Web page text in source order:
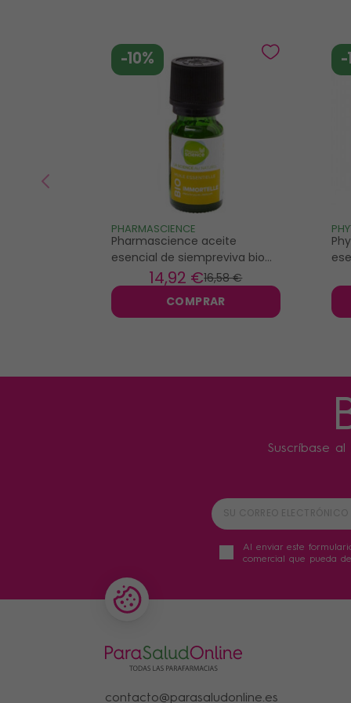
-10%
PHARMASCIENCE
Pharmascience aceite
esencial de siempreviva bio
16,58 €
14,92 €
COMPRAR
-
Suscríbase
Al enviar este
comercial que pueda
contacto@parasaludonline.es